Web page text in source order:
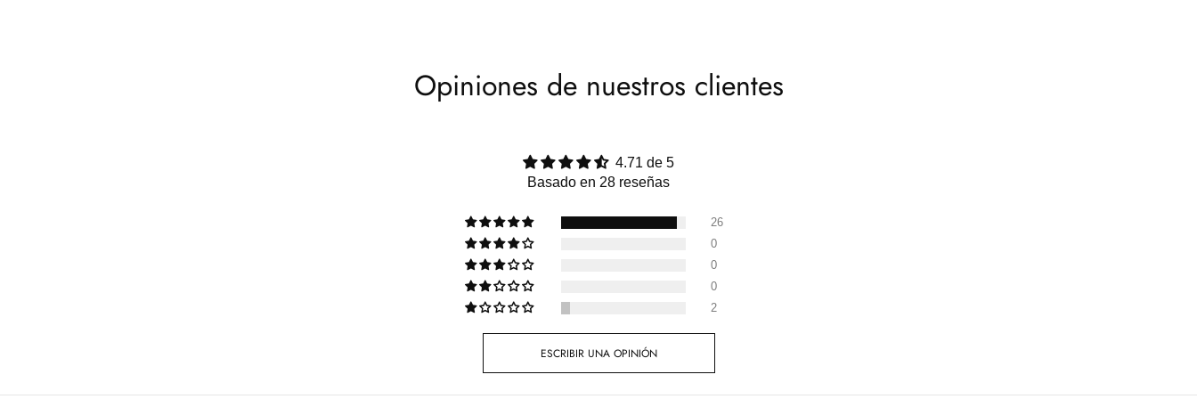
Opiniones de nuestros clientes
4.71 de 5
Basado en 28 reseñas
26
0
0
0
2
ESCRIBIR UNA OPINIÓN